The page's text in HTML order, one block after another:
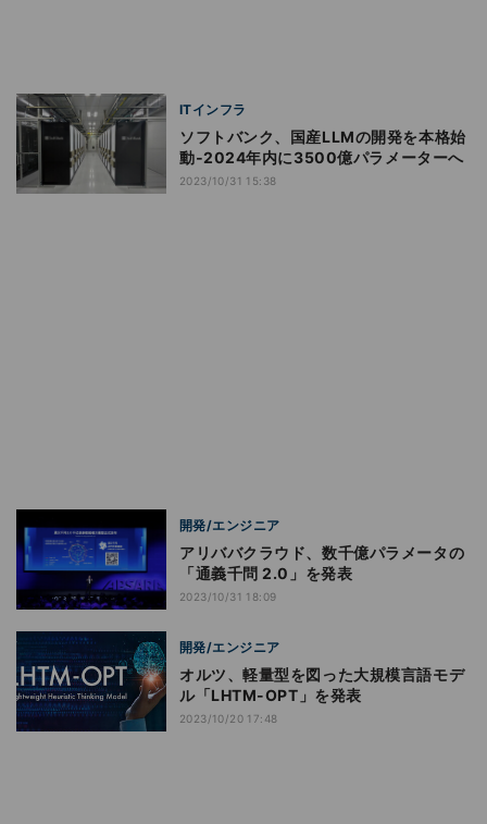
ITインフラ
ソフトバンク、国産LLMの開発を本格始
動‐2024年内に3500億パラメーターへ
2023/10/31 15:38
開発/エンジニア
アリババクラウド、数千億パラメータの
「通義千問 2.0」を発表
2023/10/31 18:09
開発/エンジニア
オルツ、軽量型を図った大規模言語モデ
ル「LHTM-OPT」を発表
2023/10/20 17:48